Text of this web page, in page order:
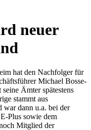
neuer
hat den Nachfolger für
Michael Bosse-
Ämter spätestens
stammt aus
war dann u.a. bei der
Plus sowie dem
Mitglied der